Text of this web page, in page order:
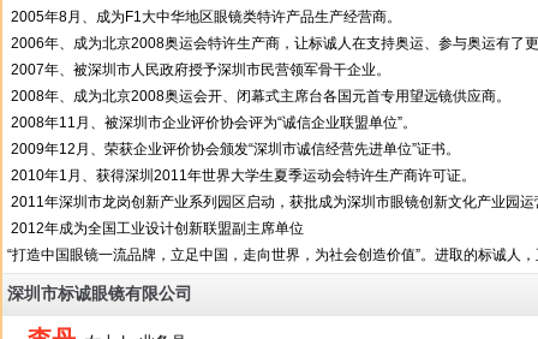
2005年8月、成为F1大中华地区眼镜类特许产品生产经营商。
2006年、成为北京2008奥运会特许生产商，让标诚人在支持奥运、参与奥运有了
2007年、被深圳市人民政府授予深圳市民营领军骨干企业。
2008年、成为北京2008奥运会开、闭幕式主席台各国元首专用望远镜供应商。
2008年11月、被深圳市企业评价协会评为“诚信企业联盟单位”。
2009年12月、荣获企业评价协会颁发“深圳市诚信经营先进单位”证书。
2010年1月、获得深圳2011年世界大学生夏季运动会特许生产商许可证。
2011年深圳市龙岗创新产业系列园区启动，获批成为深圳市眼镜创新文化产业园运
2012年成为全国工业设计创新联盟副主席单位
“打造中国眼镜一流品牌，立足中国，走向世界，为社会创造价值”。进取的标诚人
深圳市标诚眼镜有限公司